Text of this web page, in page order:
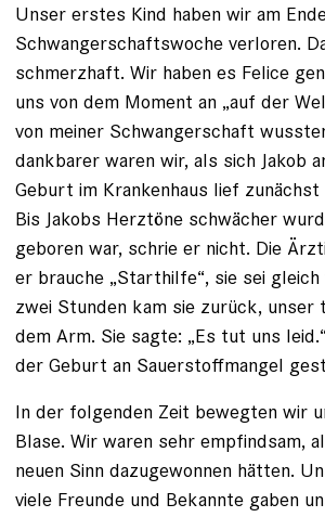
Unser erstes Kind haben wir am
Schwangerschaftswoche verloren.
schmerzhaft. Wir haben es Felice
uns von dem Moment an „auf der
von meiner Schwangerschaft
dankbarer waren wir, als sich Jakob
Geburt im Krankenhaus lief
Bis Jakobs Herztöne schwächer
geboren war, schrie er nicht. Die
er brauche „Starthilfe“, sie sei
zwei Stunden kam sie zurück, unser
dem Arm. Sie sagte: „Es tut uns
der Geburt an Sauerstoffmangel
In der folgenden Zeit bewegten wir
Blase. Wir waren sehr empfindsam,
neuen Sinn dazugewonnen hätten.
viele Freunde und Bekannte gaben